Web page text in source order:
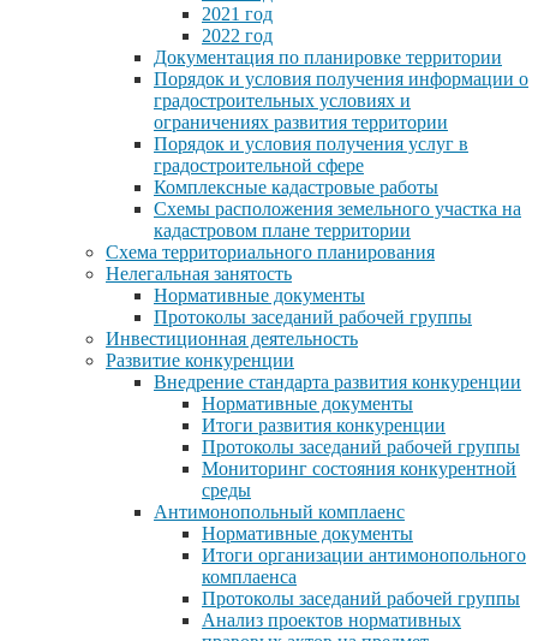
2021 год
2022 год
Документация по планировке территории
Порядок и условия получения информации о
градостроительных условиях и
ограничениях развития территории
Порядок и условия получения услуг в
градостроительной сфере
Комплексные кадастровые работы
Схемы расположения земельного участка на
кадастровом плане территории
Схема территориального планирования
Нелегальная занятость
Нормативные документы
Протоколы заседаний рабочей группы
Инвестиционная деятельность
Развитие конкуренции
Внедрение стандарта развития конкуренции
Нормативные документы
Итоги развития конкуренции
Протоколы заседаний рабочей группы
Мониторинг состояния конкурентной
среды
Антимонопольный комплаенс
Нормативные документы
Итоги организации антимонопольного
комплаенса
Протоколы заседаний рабочей группы
Анализ проектов нормативных